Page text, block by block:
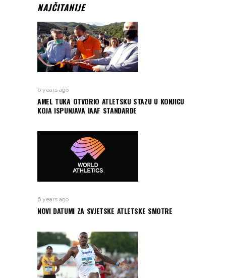
NAJČITANIJE
6 years ago
AMEL TUKA OTVORIO ATLETSKU STAZU U KONJICU
KOJA ISPUNJAVA IAAF STANDARDE
6 years ago
NOVI DATUMI ZA SVJETSKE ATLETSKE SMOTRE